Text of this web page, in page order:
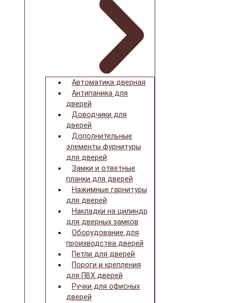
Автоматика дверная
Антипаника для
дверей
Доводчики для
дверей
Дополнительные
элементы фурнитуры
для дверей
Замки и ответные
планки для дверей
Нажимные гарнитуры
для дверей
Накладки на цилиндр
для дверных замков
Оборудование для
производства дверей
Петли для дверей
Пороги и крепления
для ПВХ дверей
Ручки для офисных
дверей